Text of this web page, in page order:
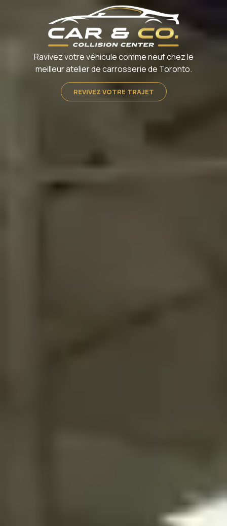
Ravivez votre véhicule comme neuf chez le
meilleur atelier de carrosserie de Toronto.
REVIVEZ VOTRE TRAJET